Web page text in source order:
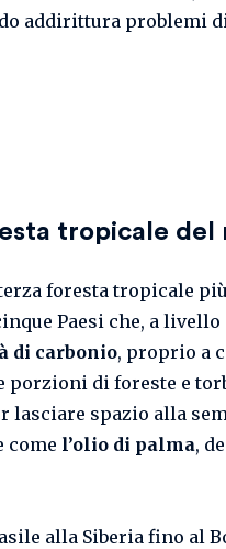
addirittura problemi
tropicale del
foresta tropicale
Paesi che, a
di carbonio, proprio a
porzioni di foreste e
lasciare spazio alla
come l’olio di palma,
alla Siberia fino al